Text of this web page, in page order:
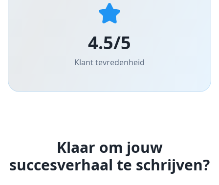
4.5/5
Klant tevredenheid
Klaar om jouw
succesverhaal te schrijven?